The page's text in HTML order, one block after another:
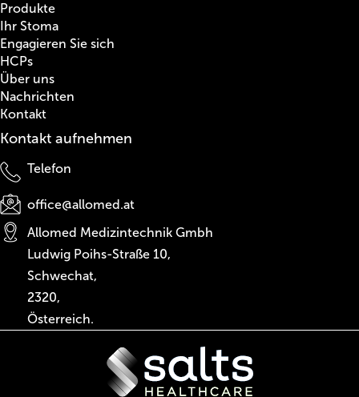
Produkte
Ihr Stoma
Engagieren Sie sich
HCPs
Über uns
Nachrichten
Kontakt
Kontakt aufnehmen
Telefon
office@allomed.at
Allomed Medizintechnik Gmbh
Ludwig Poihs-Straße 10,
Schwechat,
2320,
Österreich.